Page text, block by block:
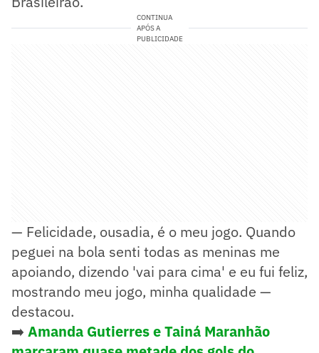
CONTINUA
APÓS A
PUBLICIDADE
— Felicidade, ousadia, é o meu jogo. Quando
peguei na bola senti todas as meninas me
apoiando, dizendo 'vai para cima' e eu fui feliz,
mostrando meu jogo, minha qualidade —
destacou.
➡️ Amanda Gutierres e Tainá Maranhão